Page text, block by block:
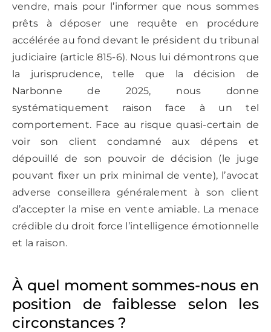
vendre, mais pour l’informer que nous sommes
prêts à déposer une requête en procédure
accélérée au fond devant le président du tribunal
judiciaire (article 815-6). Nous lui démontrons que
la jurisprudence, telle que la décision de
Narbonne de 2025, nous donne
systématiquement raison face à un tel
comportement. Face au risque quasi-certain de
voir son client condamné aux dépens et
dépouillé de son pouvoir de décision (le juge
pouvant fixer un prix minimal de vente), l’avocat
adverse conseillera généralement à son client
d’accepter la mise en vente amiable. La menace
crédible du droit force l’intelligence émotionnelle
et la raison.
À quel moment sommes-nous en
position de faiblesse selon les
circonstances ?